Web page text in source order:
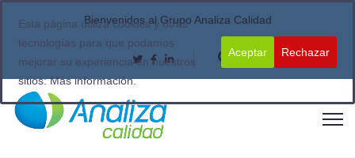
Bienvenidos al Grupo Analiza Calidad
Esta página utiliza cookies y otras
tecnologías para que podamos
mejorar su experiencia en nuestros
sitios:Más información.
Aceptar Rechazar